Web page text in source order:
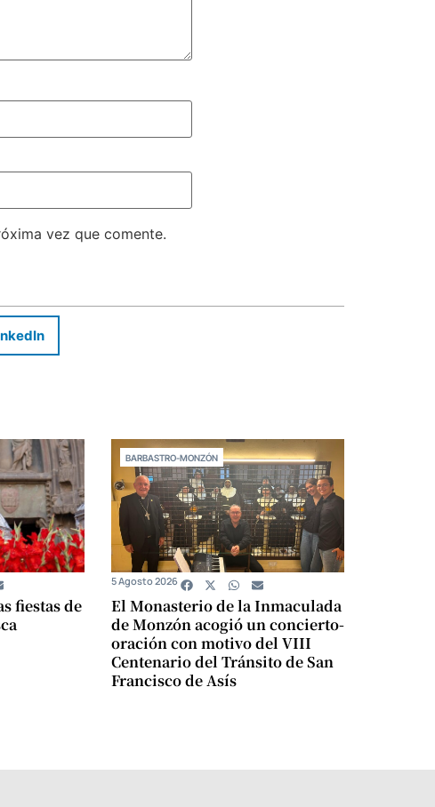
vez que comente.
fiestas de
BARBASTRO-MONZÓN
El Monasterio de la Inmaculada
de Monzón acogió un concierto-
oración con motivo del VIII
Centenario del Tránsito de San
Francisco de Asís
5 Agosto 2026